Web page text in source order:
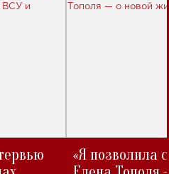
«Я позволила